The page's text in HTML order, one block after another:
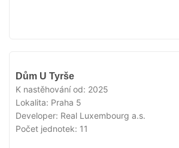
Dům U Tyrše
K nastěhování od: 2025
Lokalita: Praha 5
Developer: Real Luxembourg a.s.
Počet jednotek: 11